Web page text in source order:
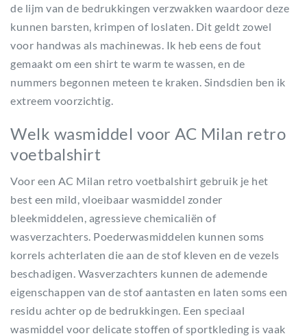
de lijm van de bedrukkingen verzwakken waardoor deze
kunnen barsten, krimpen of loslaten. Dit geldt zowel
voor handwas als machinewas. Ik heb eens de fout
gemaakt om een shirt te warm te wassen, en de
nummers begonnen meteen te kraken. Sindsdien ben ik
extreem voorzichtig.
Welk wasmiddel voor AC Milan retro
voetbalshirt
Voor een AC Milan retro voetbalshirt gebruik je het
best een mild, vloeibaar wasmiddel zonder
bleekmiddelen, agressieve chemicaliën of
wasverzachters. Poederwasmiddelen kunnen soms
korrels achterlaten die aan de stof kleven en de vezels
beschadigen. Wasverzachters kunnen de ademende
eigenschappen van de stof aantasten en laten soms een
residu achter op de bedrukkingen. Een speciaal
wasmiddel voor delicate stoffen of sportkleding is vaak